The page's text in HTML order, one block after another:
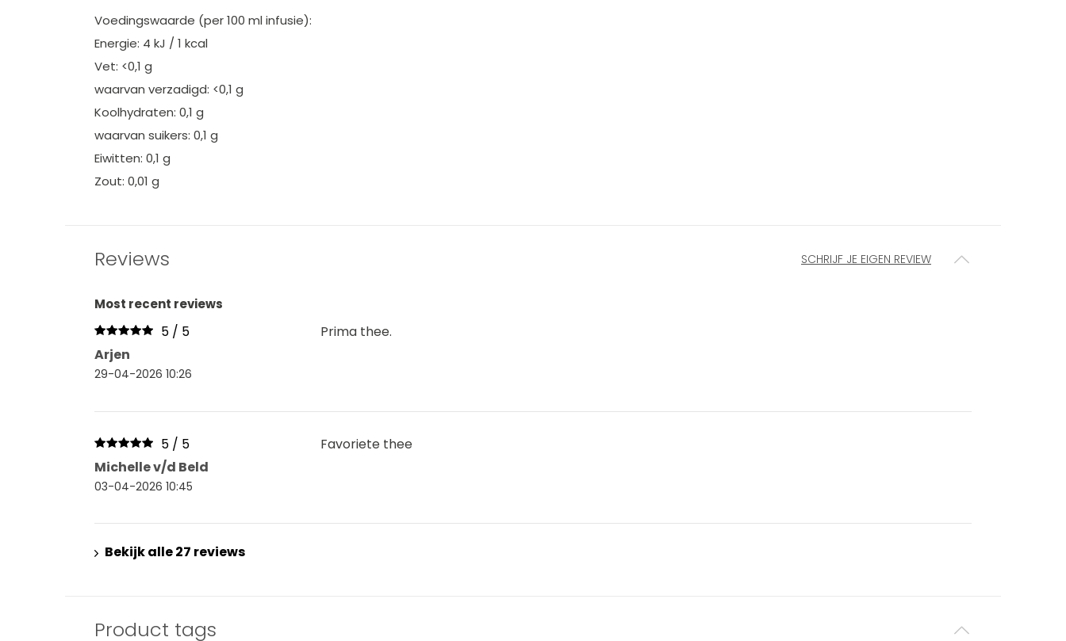
Voedingswaarde (per 100 ml infusie):
Energie: 4 kJ / 1 kcal
Vet: <0,1 g
waarvan verzadigd: <0,1 g
Koolhydraten: 0,1 g
waarvan suikers: 0,1 g
Eiwitten: 0,1 g
Zout: 0,01 g
Reviews SCHRIJF JE EIGEN REVIEW
Most recent reviews
5 / 5
Arjen
29-04-2026 10:26
Prima thee.
5 / 5
Michelle v/d Beld
03-04-2026 10:45
Favoriete thee
Bekijk alle 27 reviews
Product tags